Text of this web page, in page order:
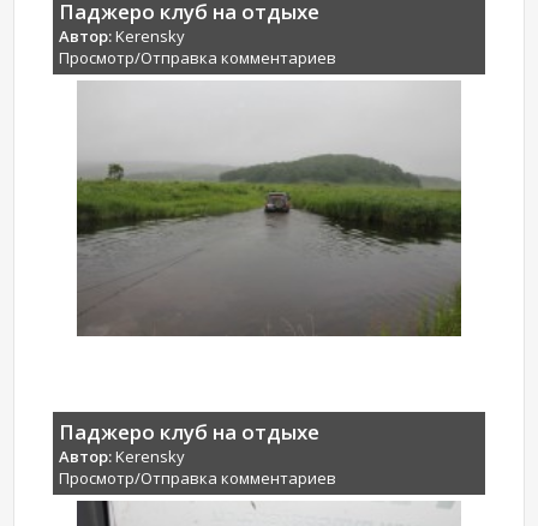
Паджеро клуб на отдыхе
Автор:Kerensky
Просмотр/Отправка комментариев
Паджеро клуб на отдыхе
Автор:Kerensky
Просмотр/Отправка комментариев